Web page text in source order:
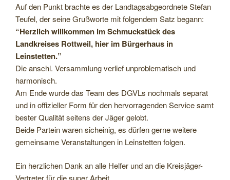
Auf den Punkt brachte es der Landtagsabgeordnete Stefan
Teufel, der seine Grußworte mit folgendem Satz begann:
“Herzlich willkommen im Schmuckstück des
Landkreises Rottweil, hier im Bürgerhaus in
Leinstetten.”
Die anschl. Versammlung verlief unproblematisch und
harmonisch.
Am Ende wurde das Team des DGVLs nochmals separat
und in offizieller Form für den hervorragenden Service samt
bester Qualität seitens der Jäger gelobt.
Beide Partein waren sicheinig, es dürfen gerne weitere
gemeinsame Veranstaltungen in Leinstetten folgen.
Ein herzlichen Dank an alle Helfer und an die Kreisjäger-
Vertreter für die super Arbeit.